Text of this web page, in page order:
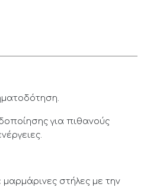
για πιθανούς
στήλες με την